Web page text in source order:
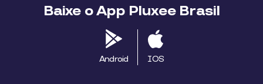
Baixe o App Pluxee Brasil
Android IOS